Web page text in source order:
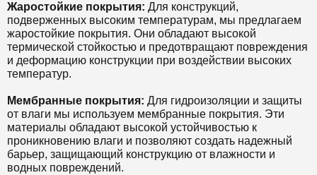
Жаростойкие покрытия: Для конструкций,
подверженных высоким температурам, мы предлагаем
жаростойкие покрытия. Они обладают высокой
термической стойкостью и предотвращают повреждения
и деформацию конструкции при воздействии высоких
температур.
Мембранные покрытия: Для гидроизоляции и защиты
от влаги мы используем мембранные покрытия. Эти
материалы обладают высокой устойчивостью к
проникновению влаги и позволяют создать надежный
барьер, защищающий конструкцию от влажности и
водных повреждений.